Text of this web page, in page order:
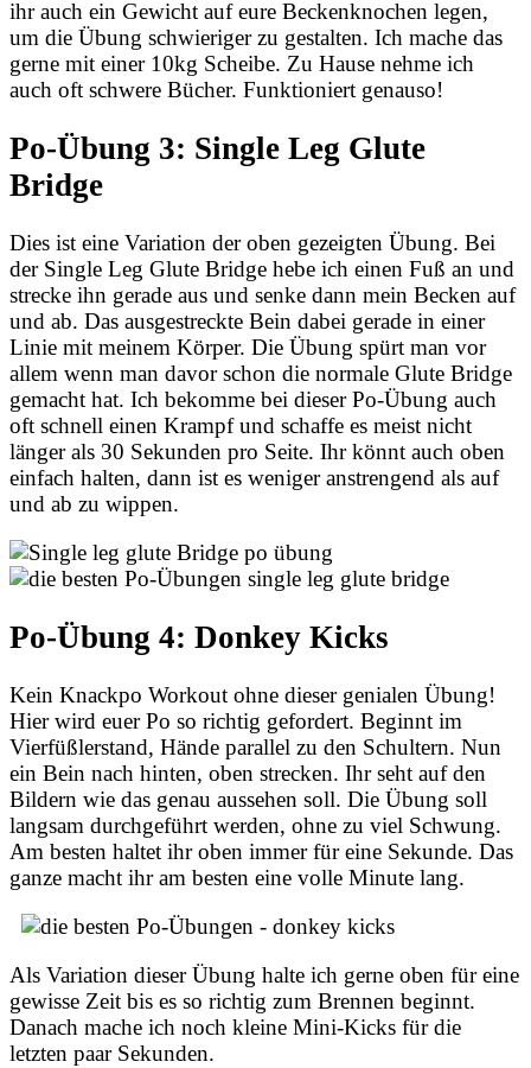
ihr auch ein Gewicht auf eure Beckenknochen legen,
um die Übung schwieriger zu gestalten. Ich mache das
gerne mit einer 10kg Scheibe. Zu Hause nehme ich
auch oft schwere Bücher. Funktioniert genauso!
Po-Übung 3: Single Leg Glute
Bridge
Dies ist eine Variation der oben gezeigten Übung. Bei
der Single Leg Glute Bridge hebe ich einen Fuß an und
strecke ihn gerade aus und senke dann mein Becken auf
und ab. Das ausgestreckte Bein dabei gerade in einer
Linie mit meinem Körper. Die Übung spürt man vor
allem wenn man davor schon die normale Glute Bridge
gemacht hat. Ich bekomme bei dieser Po-Übung auch
oft schnell einen Krampf und schaffe es meist nicht
länger als 30 Sekunden pro Seite. Ihr könnt auch oben
einfach halten, dann ist es weniger anstrengend als auf
und ab zu wippen.
Po-Übung 4: Donkey Kicks
Kein Knackpo Workout ohne dieser genialen Übung!
Hier wird euer Po so richtig gefordert. Beginnt im
Vierfüßlerstand, Hände parallel zu den Schultern. Nun
ein Bein nach hinten, oben strecken. Ihr seht auf den
Bildern wie das genau aussehen soll. Die Übung soll
langsam durchgeführt werden, ohne zu viel Schwung.
Am besten haltet ihr oben immer für eine Sekunde. Das
ganze macht ihr am besten eine volle Minute lang.
Als Variation dieser Übung halte ich gerne oben für eine
gewisse Zeit bis es so richtig zum Brennen beginnt.
Danach mache ich noch kleine Mini-Kicks für die
letzten paar Sekunden.